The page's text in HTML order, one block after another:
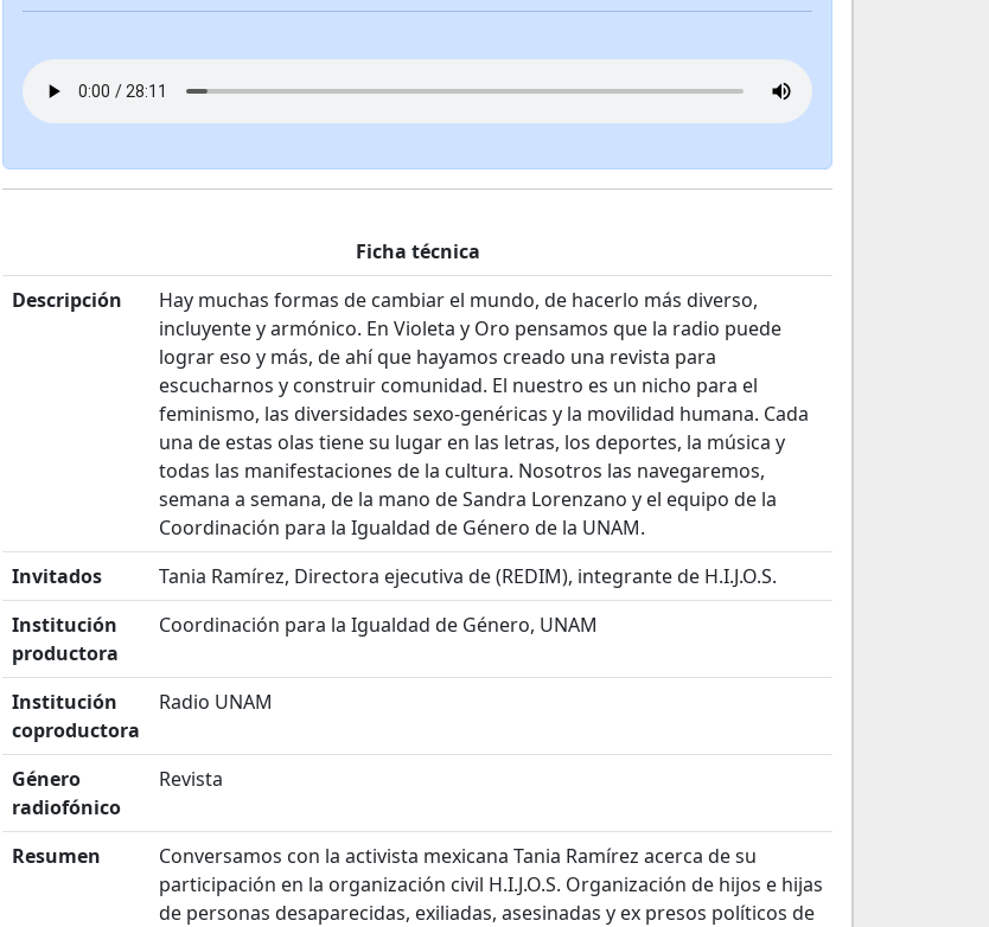
Ficha técnica
Descripción
Hay muchas formas de cambiar el mundo, de hacerlo más diverso,
incluyente y armónico. En Violeta y Oro pensamos que la radio puede
lograr eso y más, de ahí que hayamos creado una revista para
escucharnos y construir comunidad. El nuestro es un nicho para el
feminismo, las diversidades sexo-genéricas y la movilidad humana. Cada
una de estas olas tiene su lugar en las letras, los deportes, la música y
todas las manifestaciones de la cultura. Nosotros las navegaremos,
semana a semana, de la mano de Sandra Lorenzano y el equipo de la
Coordinación para la Igualdad de Género de la UNAM.
Invitados
Tania Ramírez, Directora ejecutiva de (REDIM), integrante de H.I.J.O.S.
Institución
productora
Coordinación para la Igualdad de Género, UNAM
Institución
coproductora
Radio UNAM
Género
radiofónico
Revista
Resumen
Conversamos con la activista mexicana Tania Ramírez acerca de su
participación en la organización civil H.I.J.O.S. Organización de hijos e hijas
de personas desaparecidas, exiliadas, asesinadas y ex presos políticos de